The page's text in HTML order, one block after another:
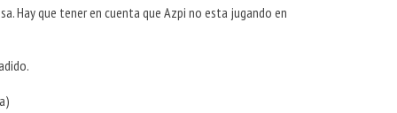
Hay que tener en cuenta que Azpi no esta jugando en